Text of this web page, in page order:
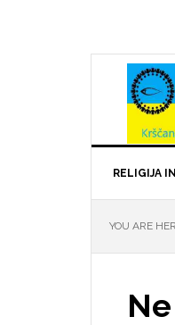
RELIGIJA
YOU ARE